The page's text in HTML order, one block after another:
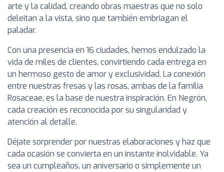
arte y la calidad, creando obras maestras que no solo
deleitan a la vista, sino que también embriagan el
paladar.
Con una presencia en 16 ciudades, hemos endulzado la
vida de miles de clientes, convirtiendo cada entrega en
un hermoso gesto de amor y exclusividad. La conexión
entre nuestras fresas y las rosas, ambas de la familia
Rosaceae, es la base de nuestra inspiración. En Negrón,
cada creación es reconocida por su singularidad y
atención al detalle.
Déjate sorprender por nuestras elaboraciones y haz que
cada ocasión se convierta en un instante inolvidable. Ya
sea un cumpleaños, un aniversario o simplemente un